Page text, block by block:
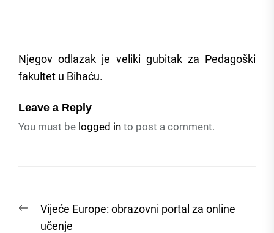
Njegov odlazak je veliki gubitak za Pedagoški
fakultet u Bihaću.
Leave a Reply
You must be logged in to post a comment.
navigation
Previous
post:
Vijeće Europe: obrazovni portal za online
učenje